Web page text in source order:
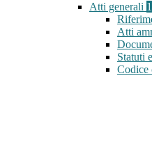
Atti generali
Atti
Statuti
Codice